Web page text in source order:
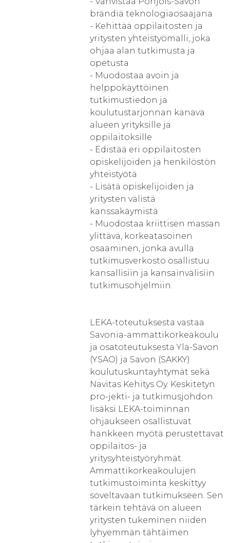
brändiä teknologiaosaajana
- Kehittää oppilaitosten ja
yritysten yhteistyömalli, joka
ohjaa alan tutkimusta ja
opetusta
- Muodostaa avoin ja
helppokäyttöinen
tutkimustiedon ja
koulutustarjonnan kanava
alueen yrityksille ja
oppilaitoksille
- Edistää eri oppilaitosten
opiskelijoiden ja henkilöstön
yhteistyötä
- Lisätä opiskelijoiden ja
yritysten välistä
kanssakäymistä
- Muodostaa kriittisen massan
ylittävä, korkeatasoinen
osaaminen, jonka avulla
tutkimusverkosto osallistuu
kansallisiin ja kansainvälisiin
tutkimusohjelmiin.
LEKA-toteutuksesta vastaa
Savonia-ammattikorkeakoulu
ja osatoteutuksesta Ylä-Savon
(YSAO) ja Savon (SAKKY)
koulutuskuntayhtymät sekä
Navitas Kehitys Oy. Keskitetyn
pro-jekti- ja tutkimusjohdon
lisäksi LEKA-toiminnan
ohjaukseen osallistuvat
hankkeen myötä perustettavat
oppilaitos- ja
yritysyhteistyöryhmät.
Ammattikorkeakoulujen
tutkimustoiminta keskittyy
soveltavaan tutkimukseen. Sen
tärkein tehtävä on alueen
yritysten tukeminen niiden
lyhyemmän tähtäimen